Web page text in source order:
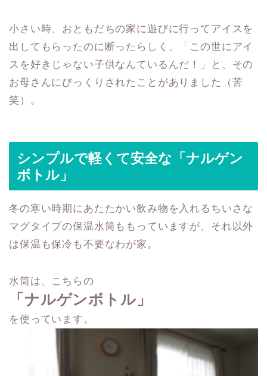
小さい時、おともだちの家に遊びに行ってアイスを
出してもらったのに断ったらしく、「この世にアイ
スを好きじゃない子供なんているんだ！」と、その
お母さんにびっくりされたことがありました（苦
笑）。
シンプルで軽くて安全な「ナルゲン
ボトル」
冬の寒い時期にあたたかい飲み物を入れるちいさな
マグタイプの保温水筒ももっていますが、それ以外
は保温も保冷も不要なわが家。
水筒は、こちらの
「ナルゲンボトル」
を使っています。